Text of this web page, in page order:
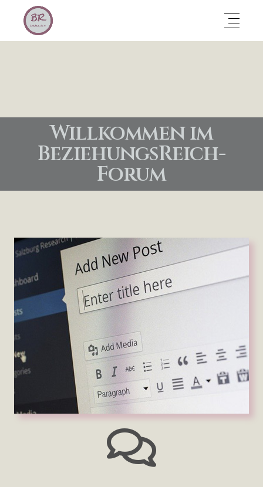
Willkommen im
BeziehungsReich-
Forum